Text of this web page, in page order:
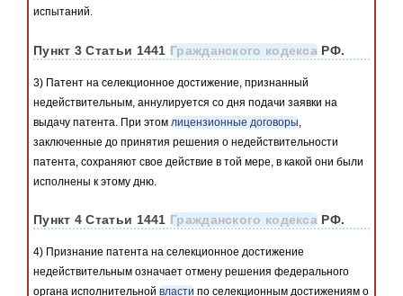
испытаний.
Пункт 3 Статьи 1441Гражданского кодекса РФ.
3) Патент на селекционное достижение, признанный
недействительным, аннулируется со дня подачи заявки на
выдачу патента. При этом лицензионные договоры
заключенные до принятия решения о недействительности
патента, сохраняют свое действие в той мере, в какой они были
исполнены к этому дню.
Пункт 4 Статьи 1441Гражданского кодекса РФ.
4) Признание патента на селекционное достижение
недействительным означает отмену решения федерального
органа исполнительной власти по селекционным достижениям о